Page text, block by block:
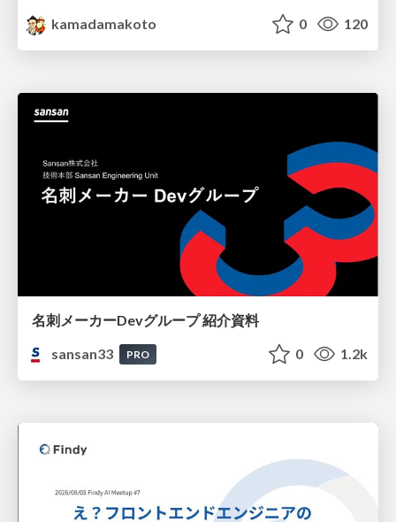
kamadamakoto
0 120
名刺メーカーDevグループ 紹介資料
sansan33
PRO 0 1.2k